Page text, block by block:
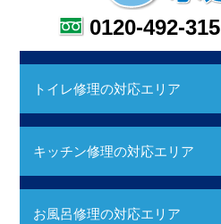
0120-492-315
トイレ修理の対応エリア
キッチン修理の対応エリア
お風呂修理の対応エリア